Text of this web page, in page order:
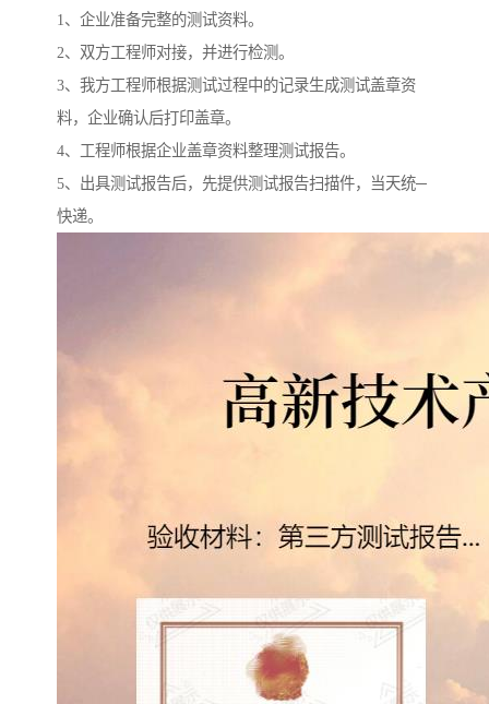
1、企业准备完整的测试资料。
2、双方工程师对接，并进行检测。
3、我方工程师根据测试过程中的记录生成测试盖章资
料，企业确认后打印盖章。
4、工程师根据企业盖章资料整理测试报告。
5、出具测试报告后，先提供测试报告扫描件，当天统─
快递。